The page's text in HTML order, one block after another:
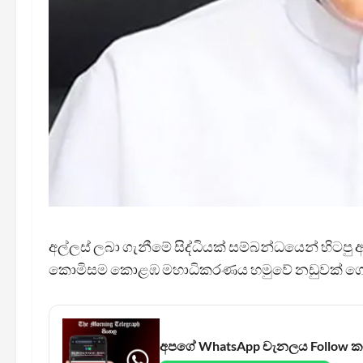
අල්ලස් ලබා ගැනීමේ සිද්ධියක් සම්බන්ධයෙන් හිටපු
කොමිසම කොළඹ මහාධිකරණය හමුවේ නඩුවක්
අපගේ WhatsApp චැනලය Follow